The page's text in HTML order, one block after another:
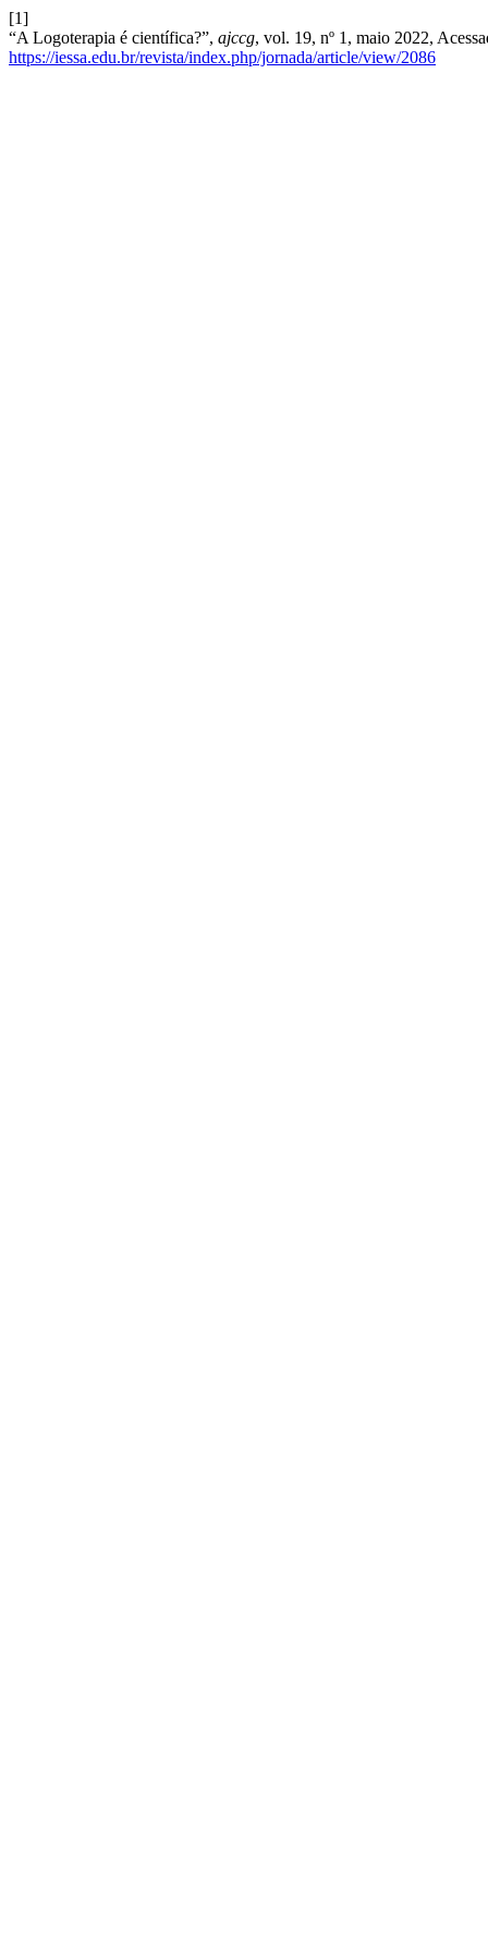
[1]
“A Logoterapia é científica?”, ajccg, vol. 19, nº 1, maio 2022,
https://iessa.edu.br/revista/index.php/jornada/article/view/2086